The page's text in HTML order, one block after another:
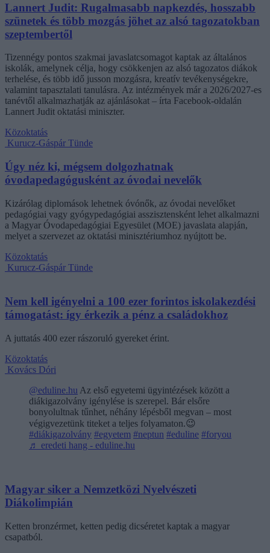
Lannert Judit: Rugalmasabb napkezdés, hosszabb
szünetek és több mozgás jöhet az alsó tagozatokban
szeptembertől
Tizennégy pontos szakmai javaslatcsomagot kaptak az általános
iskolák, amelynek célja, hogy csökkenjen az alsó tagozatos diákok
terhelése, és több idő jusson mozgásra, kreatív tevékenységekre,
valamint tapasztalati tanulásra. Az intézmények már a 2026/2027-es
tanévtől alkalmazhatják az ajánlásokat – írta Facebook-oldalán
Lannert Judit oktatási miniszter.
Közoktatás
Kurucz-Gáspár Tünde
Úgy néz ki, mégsem dolgozhatnak
óvodapedagógusként az óvodai nevelők
Kizárólag diplomások lehetnek óvónők, az óvodai nevelőket
pedagógiai vagy gyógypedagógiai asszisztensként lehet alkalmazni
a Magyar Óvodapedagógiai Egyesület (MOE) javaslata alapján,
melyet a szervezet az oktatási minisztériumhoz nyújtott be.
Közoktatás
Kurucz-Gáspár Tünde
Nem kell igényelni a 100 ezer forintos iskolakezdési
támogatást: így érkezik a pénz a családokhoz
A juttatás 400 ezer rászoruló gyereket érint.
Közoktatás
Kovács Dóri
@eduline.hu Az első egyetemi ügyintézések között a
diákigazolvány igénylése is szerepel. Bár elsőre
bonyolultnak tűnhet, néhány lépésből megvan – most
végigvezetünk titeket a teljes folyamaton.😉
#diákigazolvány #egyetem #neptun #eduline #foryou
♬ eredeti hang - eduline.hu
Magyar siker a Nemzetközi Nyelvészeti
Diákolimpián
Ketten bronzérmet, ketten pedig dicséretet kaptak a magyar
csapatból.